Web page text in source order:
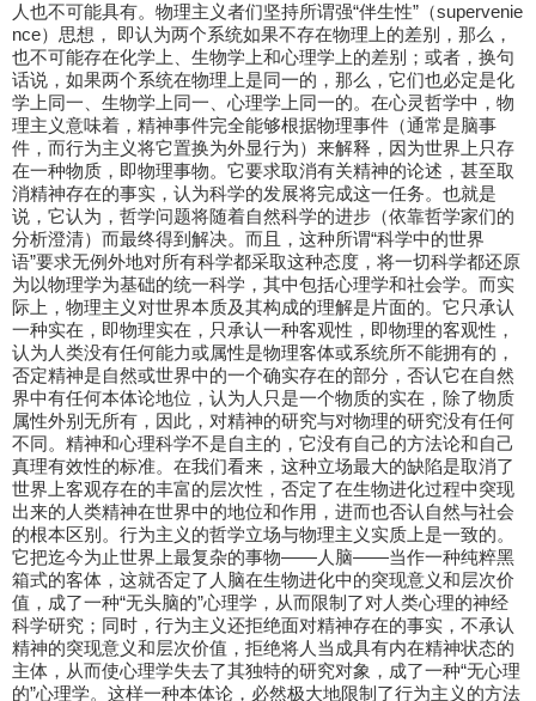
人也不可能具有。物理主义者们坚持所谓强“伴生性”（supervenie
nce）思想， 即认为两个系统如果不存在物理上的差别，那么，
也不可能存在化学上、生物学上和心理学上的差别；或者，换句
话说，如果两个系统在物理上是同一的，那么，它们也必定是化
学上同一、生物学上同一、心理学上同一的。在心灵哲学中，物
理主义意味着，精神事件完全能够根据物理事件（通常是脑事
件，而行为主义将它置换为外显行为）来解释，因为世界上只存
在一种物质，即物理事物。它要求取消有关精神的论述，甚至取
消精神存在的事实，认为科学的发展将完成这一任务。也就是
说，它认为，哲学问题将随着自然科学的进步（依靠哲学家们的
分析澄清）而最终得到解决。而且，这种所谓“科学中的世界
语”要求无例外地对所有科学都采取这种态度，将一切科学都还原
为以物理学为基础的统一科学，其中包括心理学和社会学。而实
际上，物理主义对世界本质及其构成的理解是片面的。它只承认
一种实在，即物理实在，只承认一种客观性，即物理的客观性，
认为人类没有任何能力或属性是物理客体或系统所不能拥有的，
否定精神是自然或世界中的一个确实存在的部分，否认它在自然
界中有任何本体论地位，认为人只是一个物质的实在，除了物质
属性外别无所有，因此，对精神的研究与对物理的研究没有任何
不同。精神和心理科学不是自主的，它没有自己的方法论和自己
真理有效性的标准。在我们看来，这种立场最大的缺陷是取消了
世界上客观存在的丰富的层次性，否定了在生物进化过程中突现
出来的人类精神在世界中的地位和作用，进而也否认自然与社会
的根本区别。行为主义的哲学立场与物理主义实质上是一致的。
它把迄今为止世界上最复杂的事物——人脑——当作一种纯粹黑
箱式的客体，这就否定了人脑在生物进化中的突现意义和层次价
值，成了一种“无头脑的”心理学，从而限制了对人类心理的神经
科学研究；同时，行为主义还拒绝面对精神存在的事实，不承认
精神的突现意义和层次价值，拒绝将人当成具有内在精神状态的
主体，从而使心理学失去了其独特的研究对象，成了一种“无心理
的”心理学。这样一种本体论，必然极大地限制了行为主义的方法